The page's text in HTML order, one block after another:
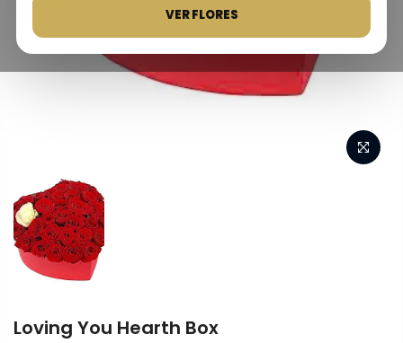
VER FLORES
Loving You Hearth Box